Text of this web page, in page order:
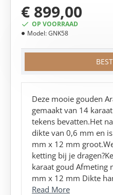
OP VOORRAAD
Model:GNK58
€ 899,00
Deze mooie gouden
gemaakt van 14
tekens bevatten.Het
dikte van 0,6 mm en
mm x 12 mm
ketting bij je
karaat goud Afmeting
mm x 12 mm Dikte
Read More